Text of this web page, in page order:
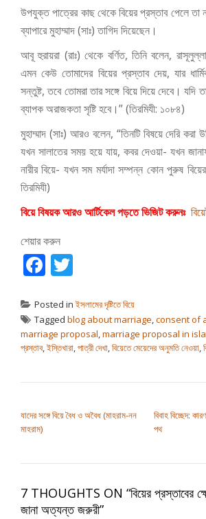
উপযুক্ত পাত্রের কাছ থেকে বিয়ের প্রস্তাব পেলে
ব্যাপারে মুহাম্মাদ (সাঃ) তাগিদ দিয়েছেন।
আবূ হুরায়রা (রাঃ) থেকে বর্ণিত, তিনি বলেন,
এমন কেউ তোমাদের বিয়ের প্রস্তাব দেয়, যার
সন্তুষ্ট, তবে তোমরা তার সঙ্গে বিয়ে দিয়ে দেবে। যদি
ব্যাপক অরাজকতা সৃষ্টি হবে।” (তিরমিযী: ১০৮৪)
মুহাম্মাদ (সাঃ) আরও বলেন, “তিনটি বিষয়ে দেরি
যখন সালাতের সময় হয়ে যায়, কবর দেওয়া- যখন
নারীর বিয়ে- যখন সম মর্যাদা সম্পন্ন কোন পুরুষ
তিরমিযী)
বিয়ে বিষয়ক আরও আর্টিকেল পড়তে ভিজিট করুনঃ
শেয়ার করুন
Facebook
Posted inইসলামের দৃষ্টিতে বিয়ে
Tagged blog about marriage,consent of
marriage proposal,marriage proposal in
প্রস্তাব,ইস্তিখারা,পাত্রী দেখা,বিয়েতে মেয়েদের অনুমতি নেওয়া,
যাদের সঙ্গে বিয়ে বৈধ ও অবৈধ (মাহরাম-নন
মাহরাম)
বিবাহ বিচ্ছেদ:
পথ
7 THOUGHTS ON “বিয়ের প্রস্তাবের
জানা অত্যন্ত জরুরী”